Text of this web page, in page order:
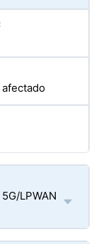
LPWAN